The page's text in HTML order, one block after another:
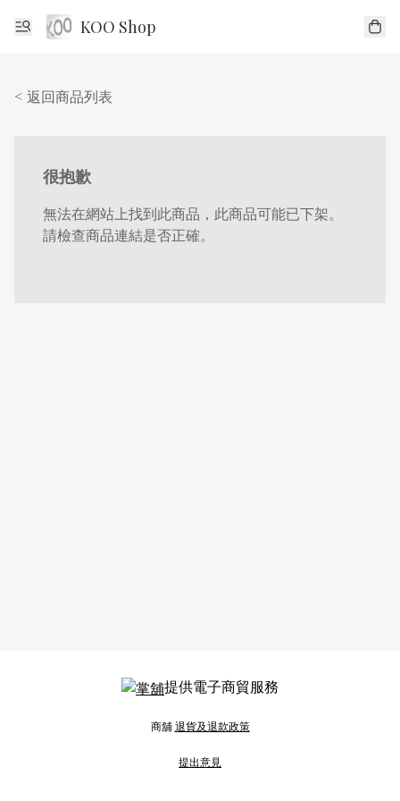
KOO Shop
< 返回商品列表
很抱歉
無法在網站上找到此商品，此商品可能已下架。
請檢查商品連結是否正確。
提供電子商貿服務
商舖退貨及退款政策
提出意見